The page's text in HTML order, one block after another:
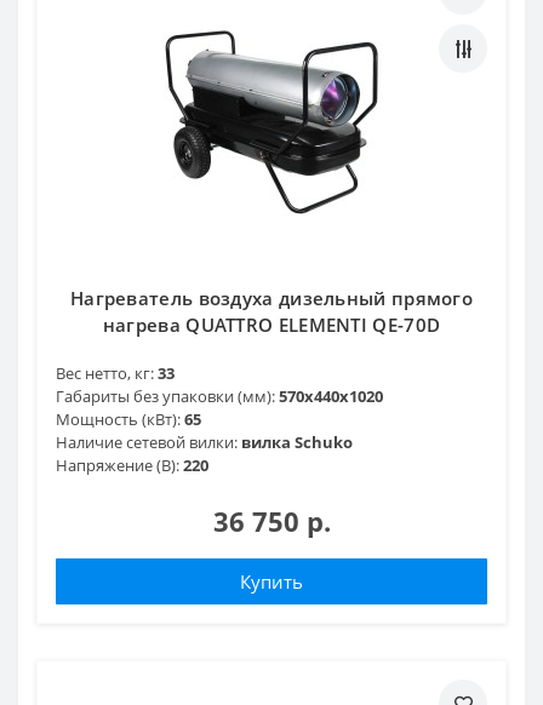
Нагреватель воздуха дизельный прямого
нагрева QUATTRO ELEMENTI QE-70D
Вес нетто, кг:33
Габариты без упаковки (мм):570х440х1020
Мощность (кВт):65
Наличие сетевой вилки: вилка Schuko
Напряжение (В):220
36 750 р.
Купить